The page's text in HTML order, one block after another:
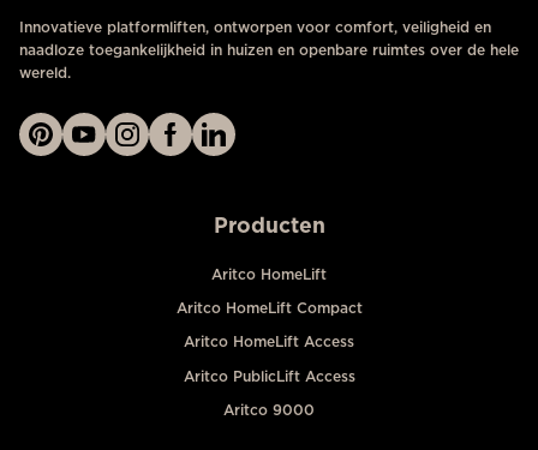
Innovatieve platformliften, ontworpen voor comfort, veiligheid en
naadloze toegankelijkheid in huizen en openbare ruimtes over de hele
wereld.
Producten
Aritco HomeLift
Aritco HomeLift Compact
Aritco HomeLift Access
Aritco PublicLift Access
Aritco 9000